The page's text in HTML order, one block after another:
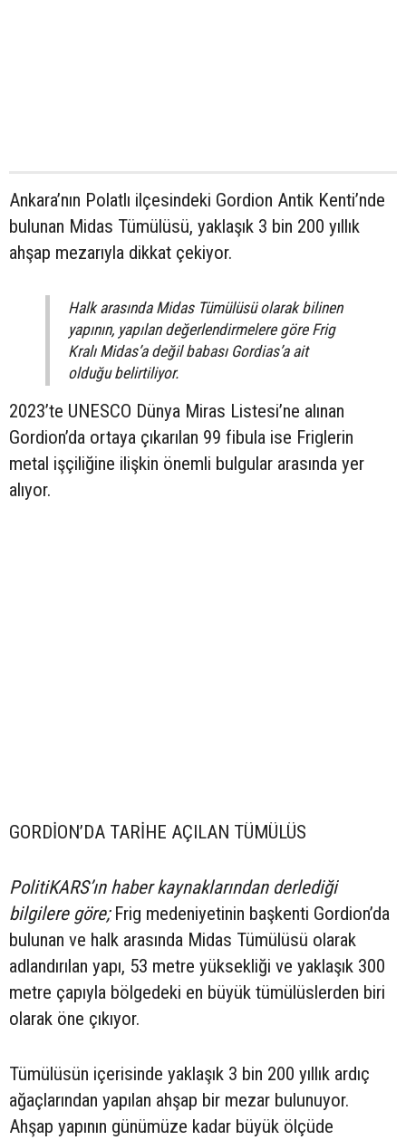
Ankara’nın Polatlı ilçesindeki Gordion Antik Kenti’nde
bulunan Midas Tümülüsü, yaklaşık 3 bin 200 yıllık
ahşap mezarıyla dikkat çekiyor.
Halk arasında Midas Tümülüsü olarak bilinen
yapının, yapılan değerlendirmelere göre Frig
Kralı Midas’a değil babası Gordias’a ait
olduğu belirtiliyor.
2023’te UNESCO Dünya Miras Listesi’ne alınan
Gordion’da ortaya çıkarılan 99 fibula ise Friglerin
metal işçiliğine ilişkin önemli bulgular arasında yer
alıyor.
GORDİON’DA TARİHE AÇILAN TÜMÜLÜS
PolitiKARS’ın haber kaynaklarından derlediği
bilgilere göre;Frig medeniyetinin başkenti Gordion’da
bulunan ve halk arasında Midas Tümülüsü olarak
adlandırılan yapı, 53 metre yüksekliği ve yaklaşık 300
metre çapıyla bölgedeki en büyük tümülüslerden biri
olarak öne çıkıyor.
Tümülüsün içerisinde yaklaşık 3 bin 200 yıllık ardıç
ağaçlarından yapılan ahşap bir mezar bulunuyor.
Ahşap yapının günümüze kadar büyük ölçüde